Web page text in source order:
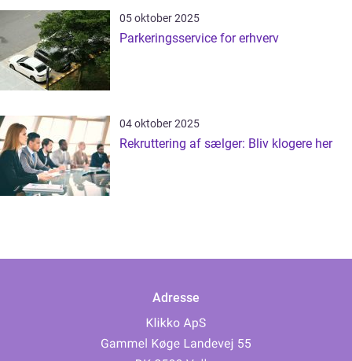
05 oktober 2025
Parkeringsservice for erhverv
04 oktober 2025
Rekruttering af sælger: Bliv klogere her
Adresse